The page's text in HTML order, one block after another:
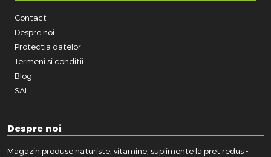
Contact
Despre noi
Protectia datelor
Termeni si conditii
Blog
SAL
Despre noi
Magazin produse naturiste, vitamine, suplimente la pret redus -